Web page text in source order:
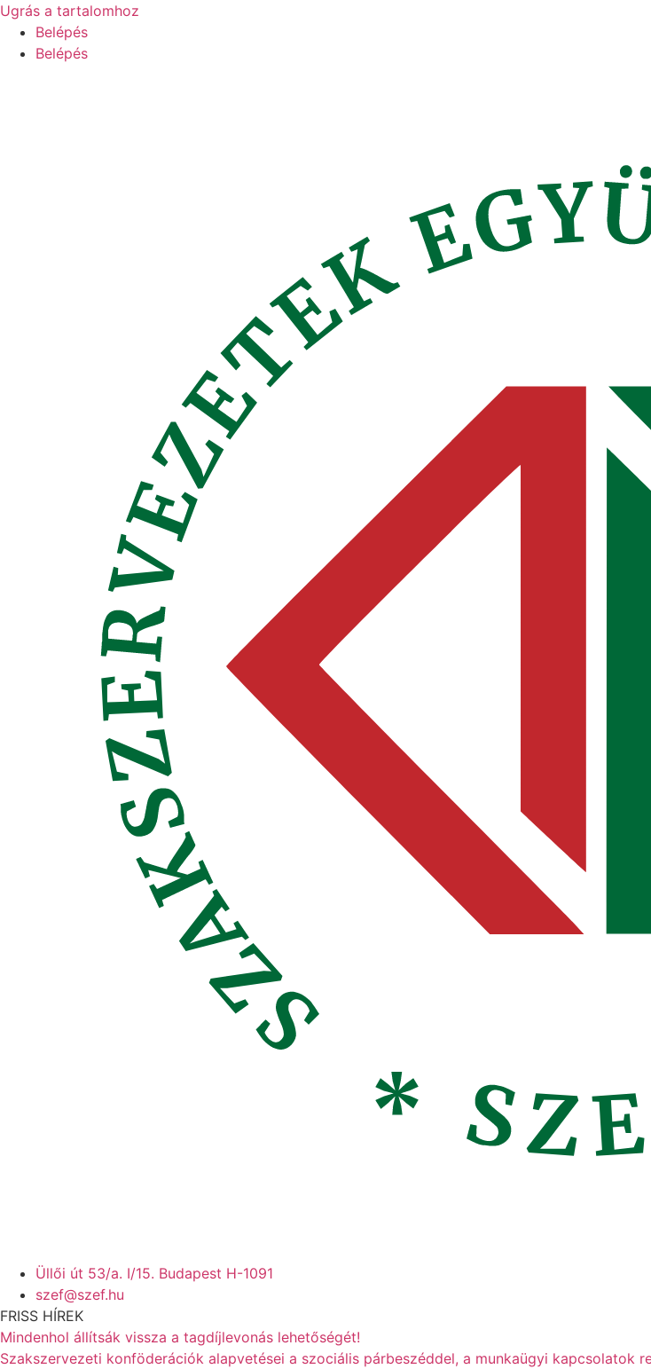
Ugrás a tartalomhoz
Belépés
Belépés
Üllői út 53/a. I/15. Budapest H-1091
szef@szef.hu
FRISS HÍREK
Mindenhol állítsák vissza a tagdíjlevonás lehetőségét!
Szakszervezeti konföderációk alapvetései a szociális párbeszéddel, a munkaügyi kapcsolatok